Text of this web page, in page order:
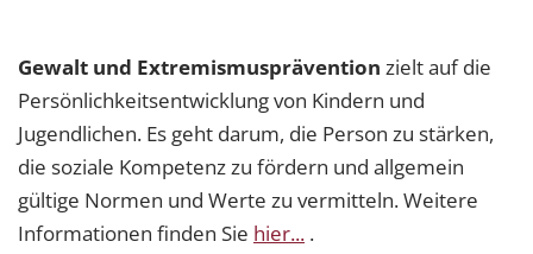
Gewalt und Extremismusprävention zielt auf die
Persönlichkeitsentwicklung von Kindern und
Jugendlichen. Es geht darum, die Person zu stärken,
die soziale Kompetenz zu fördern und allgemein
gültige Normen und Werte zu vermitteln. Weitere
Informationen finden Sie hier... .